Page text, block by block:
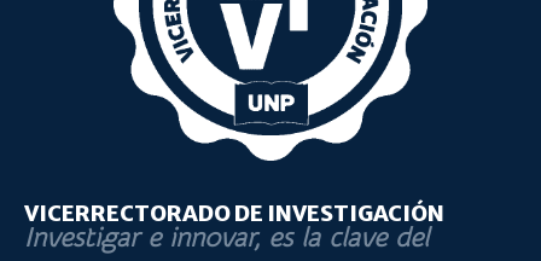
VICERRECTORADO DE INVESTIGACIÓN
Investigar e innovar, es la clave del